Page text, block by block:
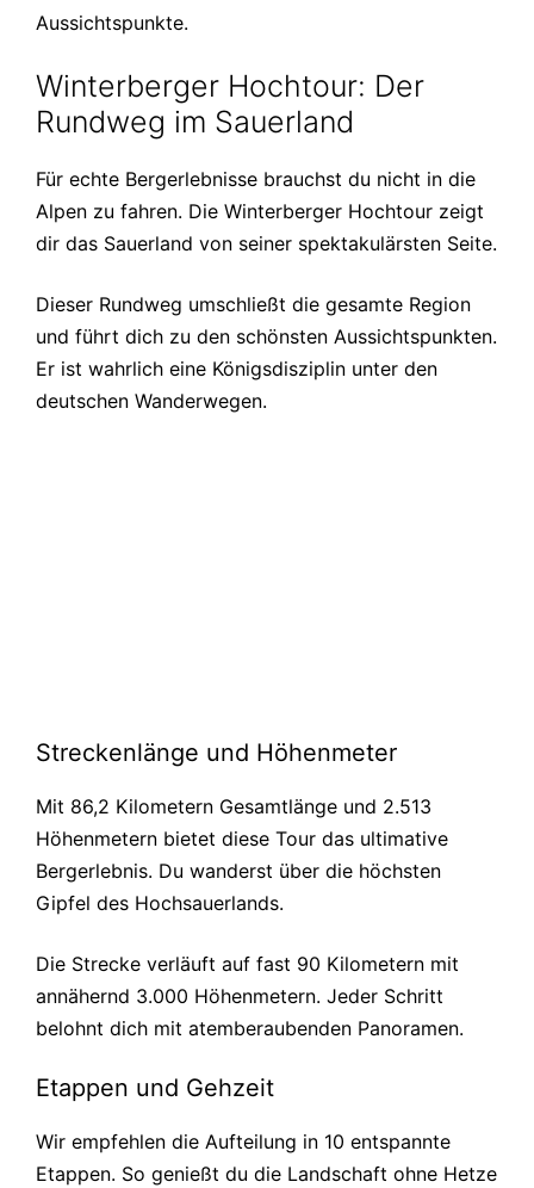
Aussichtspunkte.
Winterberger Hochtour: Der
Rundweg im Sauerland
Für echte Bergerlebnisse brauchst du nicht in die
Alpen zu fahren. Die Winterberger Hochtour zeigt
dir das Sauerland von seiner spektakulärsten Seite.
Dieser Rundweg umschließt die gesamte Region
und führt dich zu den schönsten Aussichtspunkten.
Er ist wahrlich eine Königsdisziplin unter den
deutschen Wanderwegen.
Streckenlänge und Höhenmeter
Mit 86,2 Kilometern Gesamtlänge und 2.513
Höhenmetern bietet diese Tour das ultimative
Bergerlebnis. Du wanderst über die höchsten
Gipfel des Hochsauerlands.
Die Strecke verläuft auf fast 90 Kilometern mit
annähernd 3.000 Höhenmetern. Jeder Schritt
belohnt dich mit atemberaubenden Panoramen.
Etappen und Gehzeit
Wir empfehlen die Aufteilung in 10 entspannte
Etappen. So genießt du die Landschaft ohne Hetze